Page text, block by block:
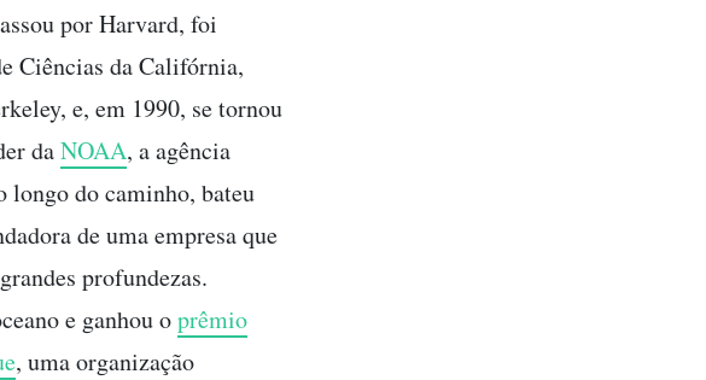
por Harvard, foi
Ciências da Califórnia,
e, em 1990, se tornou
daNOAA, a agência
longo do caminho, bateu
de uma empresa que
profundezas.
e ganhou oprêmio
, uma organização